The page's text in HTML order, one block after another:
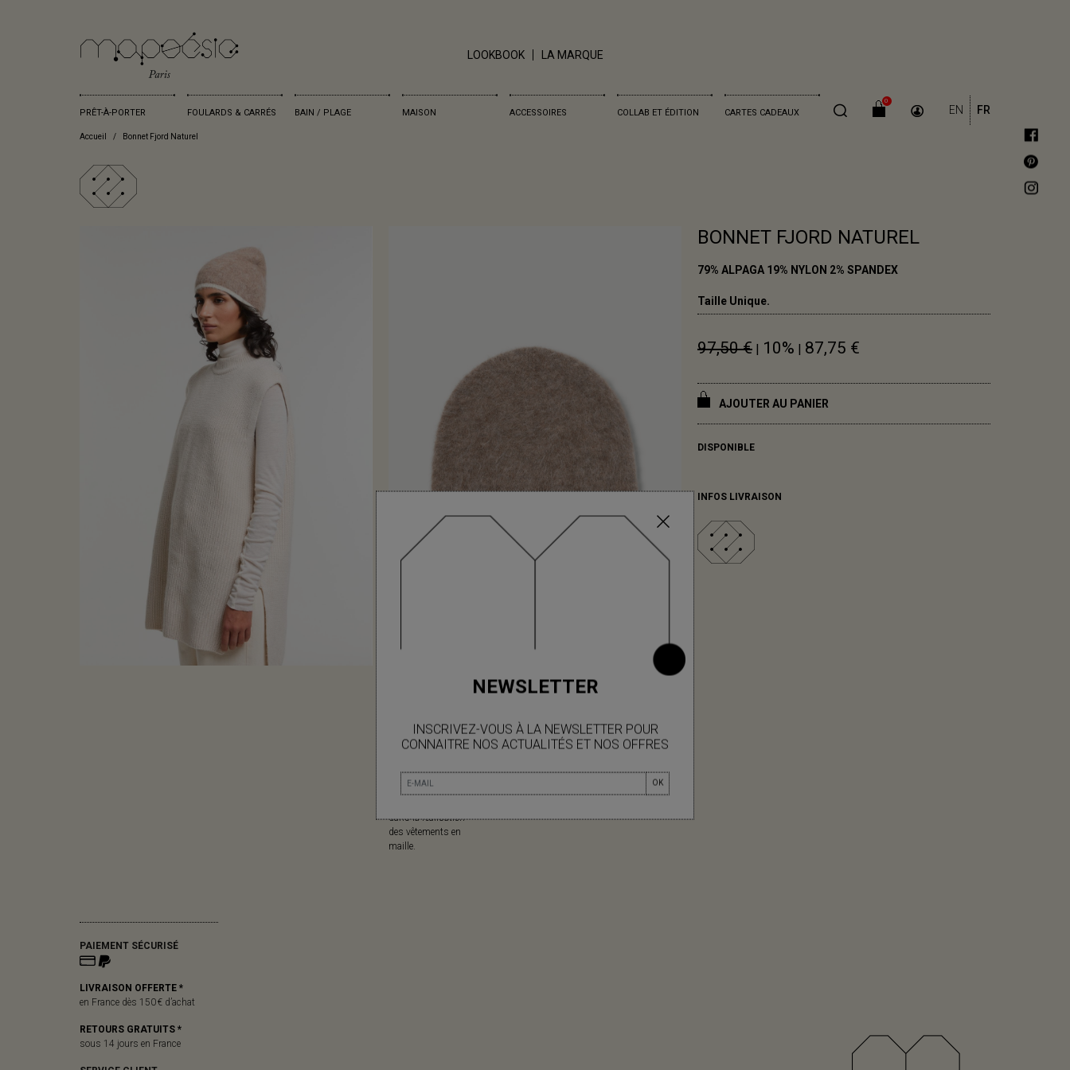
LOOKBOOK LA MARQUE
PRÊT-À-PORTER FOULARDS & CARRÉS BAIN / PLAGE MAISON ACCESSOIRES COLLAB ET ÉDITION CARTES CADEAUX
0
EN FR
NEWSLETTER
INSCRIVEZ-VOUS À LA NEWSLETTER POUR
CONNAITRE NOS ACTUALITÉS ET NOS OFFRES
OK
Accueil Bonnet Fjord Naturel
Fabriqué en Chine
dans la réalisation
des vêtements en
maille.
BONNET FJORD NATUREL
79% ALPAGA 19% NYLON 2% SPANDEX
Taille Unique.
97,50 €| 10% | 87,75 €
AJOUTER AU PANIER
DISPONIBLE
INFOS LIVRAISON
PAIEMENT SÉCURISÉ
LIVRAISON OFFERTE *
en France dès 150 € d’achat
RETOURS GRATUITS *
sous 14 jours en France